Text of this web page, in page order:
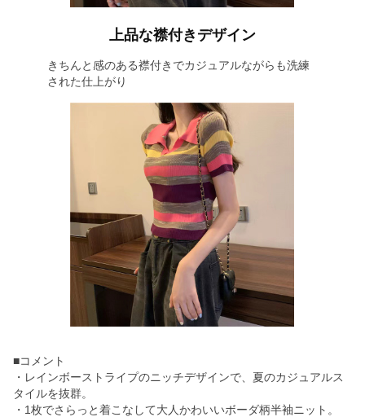
上品な襟付きデザイン
きちんと感のある襟付きでカジュアルながらも洗練
された仕上がり
■コメント
・レインボーストライプのニッチデザインで、夏のカジュアルス
タイルを抜群。
・1枚でさらっと着こなして大人かわいいボーダ柄半袖ニット。